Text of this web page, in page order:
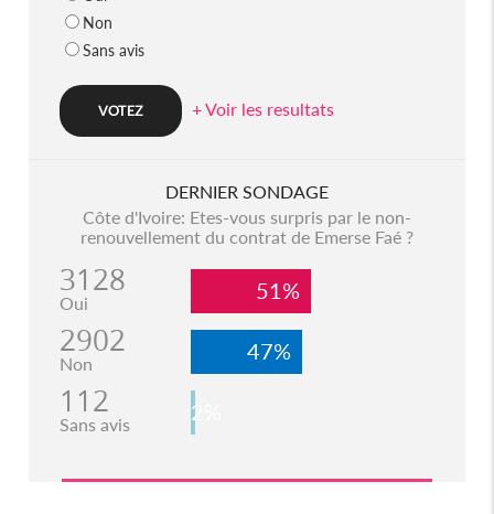
Non
Sans avis
+ Voir les resultats
DERNIER SONDAGE
Côte d'Ivoire: Etes-vous surpris par le non-
renouvellement du contrat de Emerse Faé ?
3128
Oui 51%
2902
Non 47%
112
Sans avis 2%